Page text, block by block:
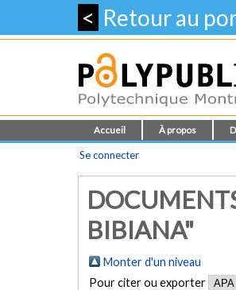
< Retour au
Accueil À propos
Se connecter
BIBIANA"
Monter d'un niveau
Pour citer ou exporter